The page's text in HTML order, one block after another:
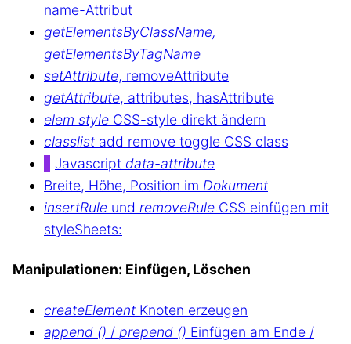
name-Attribut
getElementsByClassName,
getElementsByTagName
setAttribute, removeAttribute
getAttribute, attributes, hasAttribute
elem style CSS-style direkt ändern
classlist add remove toggle CSS class
Javascript data-attribute
Breite, Höhe, Position im Dokument
insertRule und removeRule CSS einfügen mit
styleSheets:
Manipulationen: Einfügen, Löschen
createElement Knoten erzeugen
append () / prepend () Einfügen am Ende /